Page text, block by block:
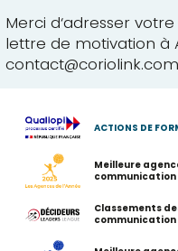
Merci d‘adresser
lettre de motivation à
contact@coriolink.com
ACTIONS DE
Meilleure
Classements